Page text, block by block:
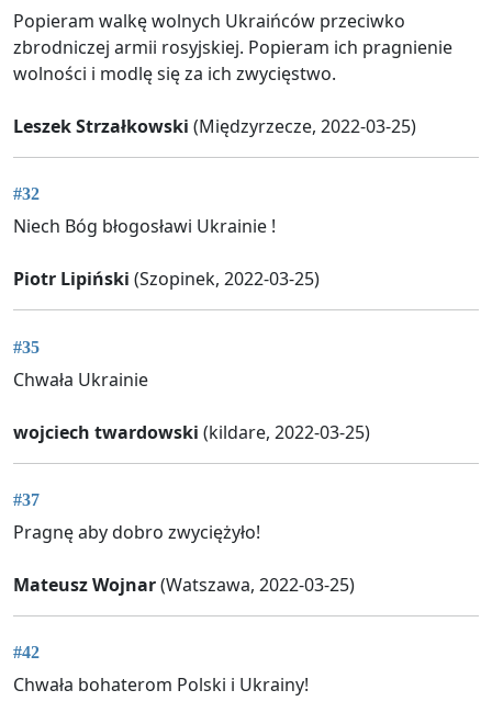
Popieram walkę wolnych Ukraińców przeciwko
zbrodniczej armii rosyjskiej. Popieram ich pragnienie
wolności i modlę się za ich zwycięstwo.
Leszek Strzałkowski (Międzyrzecze, 2022-03-25)
#32
Niech Bóg błogosławi Ukrainie !
Piotr Lipiński (Szopinek, 2022-03-25)
#35
Chwała Ukrainie
wojciech twardowski (kildare, 2022-03-25)
#37
Pragnę aby dobro zwyciężyło!
Mateusz Wojnar(Watszawa, 2022-03-25)
#42
Chwała bohaterom Polski i Ukrainy!